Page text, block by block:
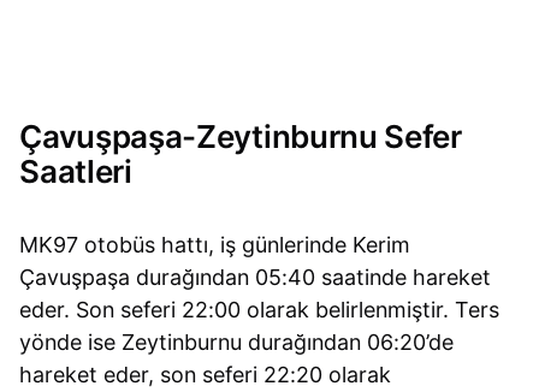
Çavuşpaşa-Zeytinburnu Sefer
Saatleri
MK97 otobüs hattı, iş günlerinde Kerim
Çavuşpaşa durağından 05:40 saatinde hareket
eder. Son seferi 22:00 olarak belirlenmiştir. Ters
yönde ise Zeytinburnu durağından 06:20’de
hareket eder, son seferi 22:20 olarak